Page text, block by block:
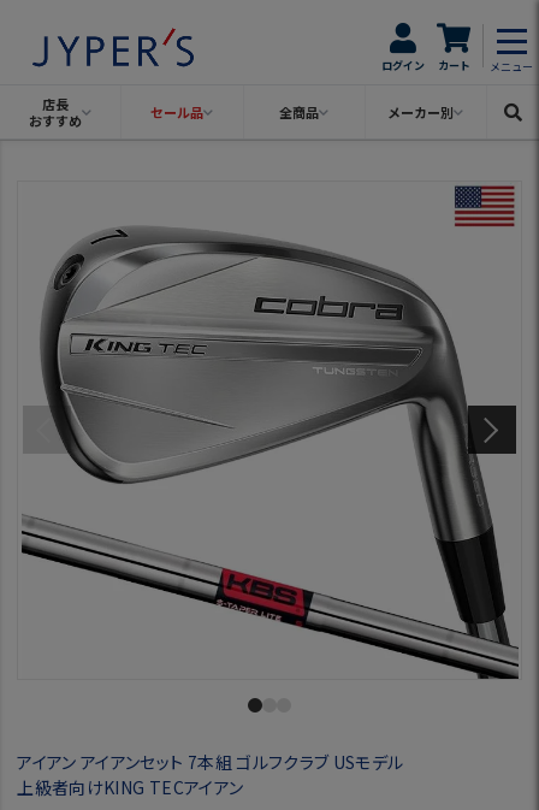
ログイン カート メニュー
店長
おすすめ
セール品 全商品 メーカー別
アイアン アイアンセット 7本組 ゴルフクラブ USモデル
上級者向けKING TECアイアン